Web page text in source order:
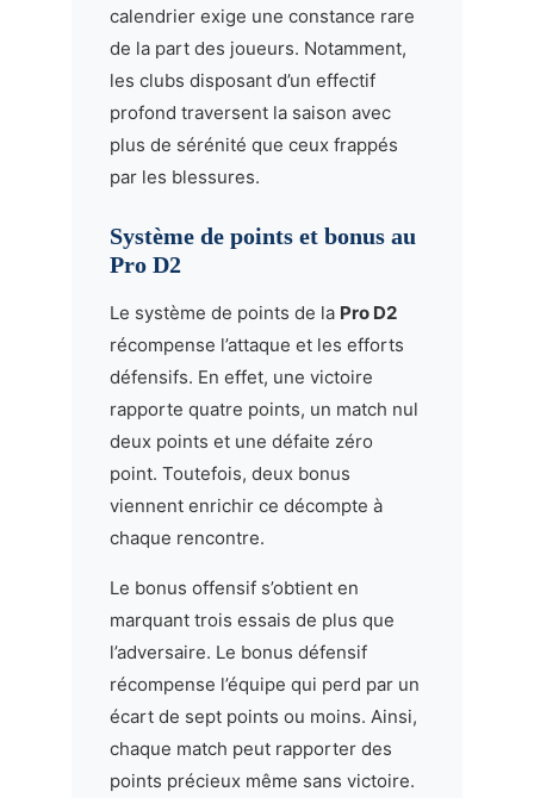
calendrier exige une constance rare
de la part des joueurs. Notamment,
les clubs disposant d’un effectif
profond traversent la saison avec
plus de sérénité que ceux frappés
par les blessures.
Système de points et bonus au
Pro D2
Le système de points de la Pro D2
récompense l’attaque et les efforts
défensifs. En effet, une victoire
rapporte quatre points, un match nul
deux points et une défaite zéro
point. Toutefois, deux bonus
viennent enrichir ce décompte à
chaque rencontre.
Le bonus offensif s’obtient en
marquant trois essais de plus que
l’adversaire. Le bonus défensif
récompense l’équipe qui perd par un
écart de sept points ou moins. Ainsi,
chaque match peut rapporter des
points précieux même sans victoire.